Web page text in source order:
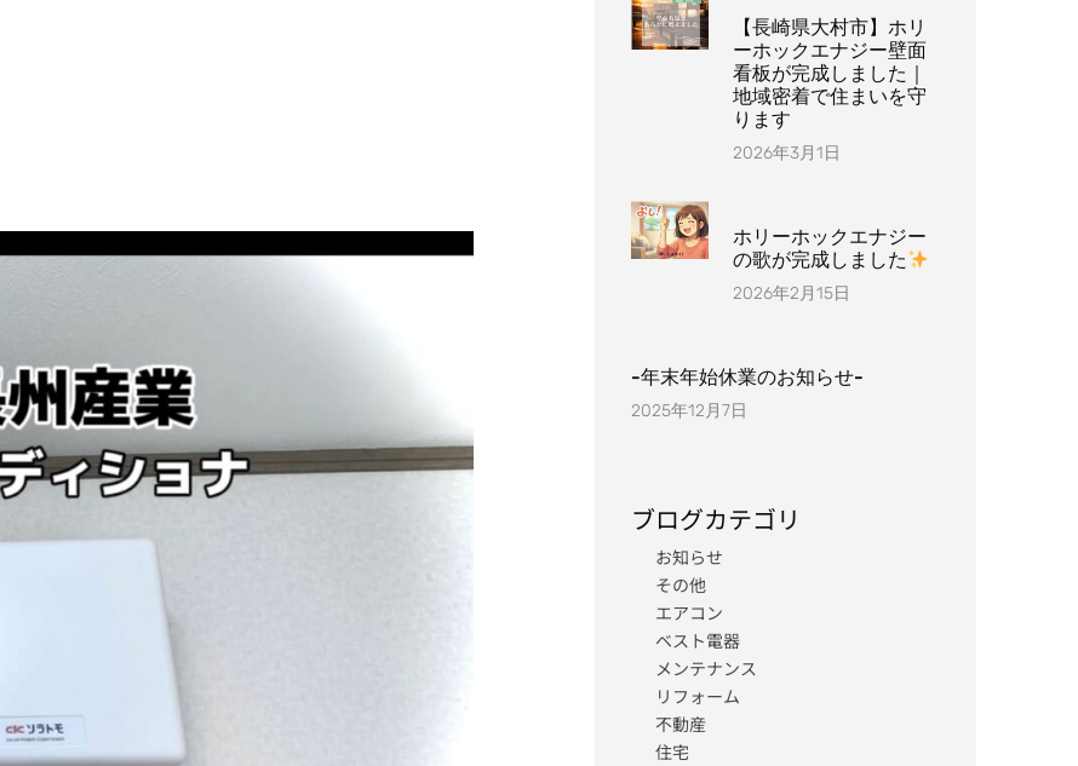
【長崎県大村市】ホリ
ーホックエナジー壁面
看板が完成しました｜
地域密着で住まいを守
ります
2026年3月1日
ホリーホックエナジー
の歌が完成しました
2026年2月15日
-年末年始休業のお知らせ-
2025年12月7日
ブログカテゴリ
お知らせ
その他
エアコン
ベスト電器
メンテナンス
リフォーム
不動産
住宅